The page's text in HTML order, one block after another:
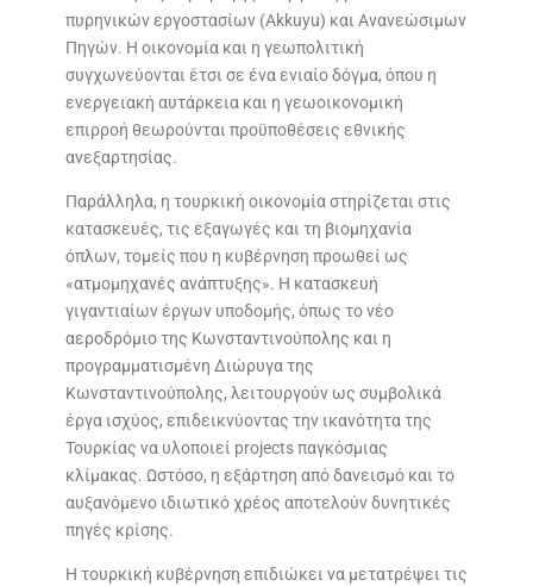
πυρηνικών εργοστασίων (Akkuyu) και Ανανεώσιμων
Πηγών. Η οικονομία και η γεωπολιτική
συγχωνεύονται έτσι σε ένα ενιαίο δόγμα, όπου η
ενεργειακή αυτάρκεια και η γεωοικονομική
επιρροή θεωρούνται προϋποθέσεις εθνικής
ανεξαρτησίας.
Παράλληλα, η τουρκική οικονομία στηρίζεται στις
κατασκευές, τις εξαγωγές και τη βιομηχανία
όπλων, τομείς που η κυβέρνηση προωθεί ως
«ατμομηχανές ανάπτυξης». Η κατασκευή
γιγαντιαίων έργων υποδομής, όπως το νέο
αεροδρόμιο της Κωνσταντινούπολης και η
προγραμματισμένη Διώρυγα της
Κωνσταντινούπολης, λειτουργούν ως συμβολικά
έργα ισχύος, επιδεικνύοντας την ικανότητα της
Τουρκίας να υλοποιεί projects παγκόσμιας
κλίμακας. Ωστόσο, η εξάρτηση από δανεισμό και το
αυξανόμενο ιδιωτικό χρέος αποτελούν δυνητικές
πηγές κρίσης.
Η τουρκική κυβέρνηση επιδιώκει να μετατρέψει τις